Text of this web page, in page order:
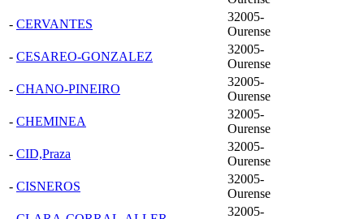
- CERVANTES
32005-
Ourense
- CESAREO-GONZALEZ
32005-
Ourense
- CHANO-PINEIRO
32005-
Ourense
- CHEMINEA
32005-
Ourense
- CID,Praza
32005-
Ourense
- CISNEROS
32005-
Ourense
32005-